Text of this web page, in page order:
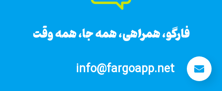
فارگو، همراهی، همه جا، همه وقت
info@fargoapp.net